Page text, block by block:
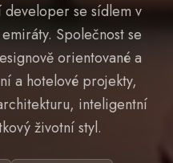
se sídlem v
Společnost se
orientované a
a hotelové projekty,
inteligentní
životní styl.